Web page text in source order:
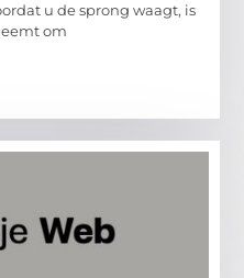
u de sprong waagt, is
om